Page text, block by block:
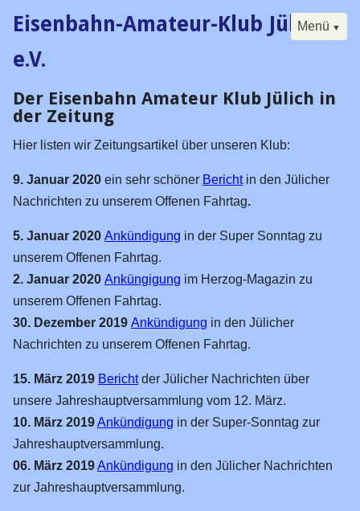
Menü
Eisenbahn-Amateur-Klub Jülich
e.V.
Navigation
überspringen
Start
Forum
Besucherfahrtag
Seminare
Digital
Historisches
Bücherei
Presse
WDR
50 Jahre EAKJ
Der Eisenbahn Amateur Klub Jülich in
der Zeitung
Hier listen wir Zeitungsartikel über unseren Klub:
9. Januar 2020 ein sehr schöner Berichtin den Jülicher
Nachrichten zu unserem Offenen Fahrtag.
5. Januar 2020 Ankündigung in der Super Sonntag zu
unserem Offenen Fahrtag.
2. Januar 2020 Anküngigung im Herzog-Magazin zu
unserem Offenen Fahrtag.
30. Dezember 2019 Ankündigung in den Jülicher
Nachrichten zu unserem Offenen Fahrtag.
15. März 2019 Berichtder Jülicher Nachrichten über
unsere Jahreshauptversammlung vom 12. März.
10. März 2019Ankündigung in der Super-Sonntag zur
Jahreshauptversammlung.
06. März 2019Ankündigung in den Jülicher Nachrichten
zur Jahreshauptversammlung.